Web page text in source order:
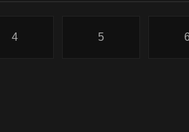
4 5 6